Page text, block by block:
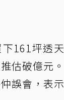
161坪透天
估破億元。
誤會，表示